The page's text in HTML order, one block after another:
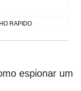
RAPIDO
espionar um